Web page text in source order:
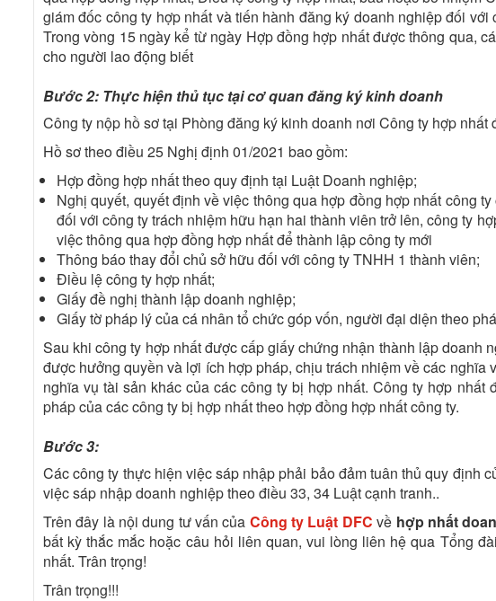
giám đốc công ty hợp nhất và tiến hành đăng ký doanh nghiệp đối
Trong vòng 15 ngày kể từ ngày Hợp đồng hợp nhất được thông qua,
cho người lao động biết
Bước 2: Thực hiện thủ tục tại cơ quan đăng ký kinh doanh
Công ty nộp hồ sơ tại Phòng đăng ký kinh doanh nơi Công ty hợp nhất
Hồ sơ theo điều 25 Nghị định 01/2021 bao gồm:
Hợp đồng hợp nhất theo quy định tại Luật Doanh nghiệp;
Nghị quyết, quyết định về việc thông qua hợp đồng hợp nhất công
đối với công ty trách nhiệm hữu hạn hai thành viên trở lên, công ty
việc thông qua hợp đồng hợp nhất để thành lập công ty mới
Thông báo thay đổi chủ sở hữu đối với công ty TNHH 1 thành viên;
Điều lệ công ty hợp nhất;
Giấy đề nghị thành lập doanh nghiệp;
Giấy tờ pháp lý của cá nhân tổ chức góp vốn, người đại diện theo
Sau khi công ty hợp nhất được cấp giấy chứng nhận thành lập doanh
được hưởng quyền và lợi ích hợp pháp, chịu trách nhiệm về các
nghĩa vụ tài sản khác của các công ty bị hợp nhất. Công ty hợp
pháp của các công ty bị hợp nhất theo hợp đồng hợp nhất công ty.
Bước 3:
Các công ty thực hiện việc sáp nhập phải bảo đảm tuân thủ quy định
việc sáp nhập doanh nghiệp theo điều 33, 34 Luật cạnh tranh..
Trên đây là nội dung tư vấn của Công ty Luật DFC về hợp nhất
bất kỳ thắc mắc hoặc câu hỏi liên quan, vui lòng liên hệ qua Tổng đài
nhất. Trân trọng!
Trân trọng!!!